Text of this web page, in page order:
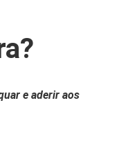
e aderir aos